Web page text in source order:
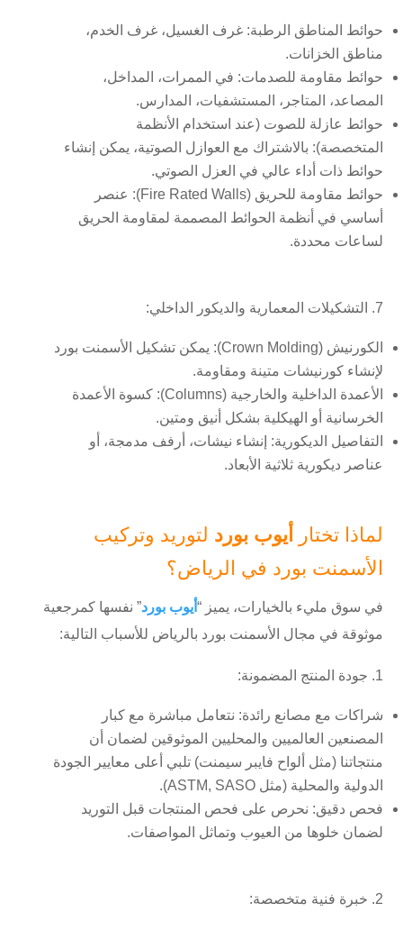
حوائط المناطق الرطبة: غرف الغسيل، غرف الخدم،
مناطق الخزانات.
حوائط مقاومة للصدمات: في الممرات، المداخل،
المصاعد، المتاجر، المستشفيات، المدارس.
حوائط عازلة للصوت (عند استخدام الأنظمة
المتخصصة): بالاشتراك مع العوازل الصوتية، يمكن إنشاء
حوائط ذات أداء عالي في العزل الصوتي.
حوائط مقاومة للحريق (Fire Rated Walls):
عنصر
أساسي في أنظمة الحوائط المصممة لمقاومة الحريق
لساعات محددة.
7. التشكيلات المعمارية والديكور الداخلي:
الكورنيش (Crown Molding):
يمكن تشكيل الأسمنت بورد
لإنشاء كورنيشات متينة ومقاومة.
الأعمدة الداخلية والخارجية (Columns):
كسوة الأعمدة
الخرسانية أو الهيكلية بشكل أنيق ومتين.
التفاصيل الديكورية: إنشاء نيشات، أرفف مدمجة، أو
عناصر ديكورية ثلاثية الأبعاد.
لماذا تختار أيوب بورد لتوريد وتركيب
الأسمنت بورد في الرياض؟
في سوق مليء بالخيارات، يميز “ أيوب بورد” نفسها كمرجعية
موثوقة في مجال الأسمنت بورد بالرياض للأسباب التالية:
1. جودة المنتج المضمونة:
شراكات مع مصانع رائدة: نتعامل مباشرة مع كبار
المصنعين العالميين والمحليين الموثوقين لضمان أن
منتجاتنا (مثل ألواح فايبر سيمنت) تلبي أعلى معايير الجودة
الدولية والمحلية (مثل ASTM, SASO).
فحص دقيق: نحرص على فحص المنتجات قبل التوريد
لضمان خلوها من العيوب وتماثل المواصفات.
2. خبرة فنية متخصصة: